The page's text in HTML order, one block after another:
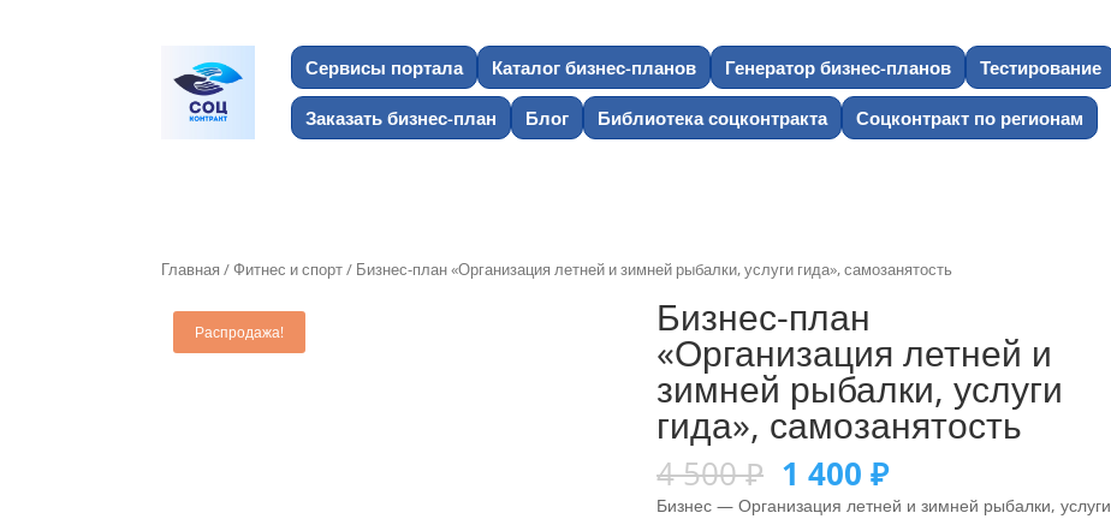
Сервисы портала Каталог бизнес-планов Генератор бизнес-планов Тестирование
Заказать бизнес-план Блог Библиотека соцконтракта Соцконтракт по регионам
Главная /Фитнес и спорт/ Бизнес-план «Организация летней и зимней рыбалки, услуги гида», самозанятость
Распродажа! Бизнес-план
«Организация летней и
зимней рыбалки, услуги
гида», самозанятость
4 500₽ 1 400₽
Бизнес — Организация летней и зимней рыбалки, услуги